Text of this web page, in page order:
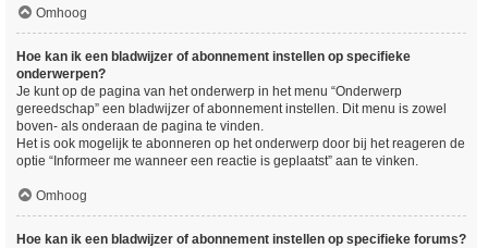
Omhoog
Hoe kan ik een bladwijzer of abonnement instellen op specifieke
onderwerpen?
Je kunt op de pagina van het onderwerp in het menu “Onderwerp
gereedschap” een bladwijzer of abonnement instellen. Dit menu is zowel
boven- als onderaan de pagina te vinden.
Het is ook mogelijk te abonneren op het onderwerp door bij het reageren de
optie “Informeer me wanneer een reactie is geplaatst” aan te vinken.
Omhoog
Hoe kan ik een bladwijzer of abonnement instellen op specifieke forums?